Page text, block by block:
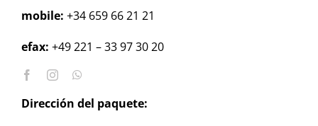
mobile: +34 659 66 21 21
efax: +49 221 – 33 97 30 20
Dirección del paquete: